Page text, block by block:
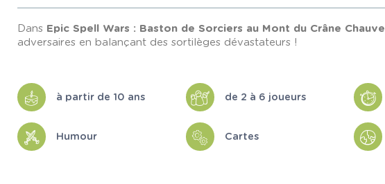
Dans Epic Spell Wars : Baston de Sorciers au Mont du Crâne Chauve
adversaires en balançant des sortilèges dévastateurs !
à partir de 10 ans de 2 à 6 joueurs
Humour Cartes